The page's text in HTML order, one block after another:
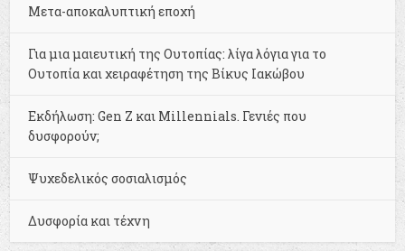
Μετα-αποκαλυπτική εποχή
Για μια μαιευτική της Ουτοπίας: λίγα λόγια για το
Ουτοπία και χειραφέτηση της Βίκυς Ιακώβου
Εκδήλωση: Gen Z και Millennials. Γενιές που
δυσφορούν;
Ψυχεδελικός σοσιαλισμός
Δυσφορία και τέχνη